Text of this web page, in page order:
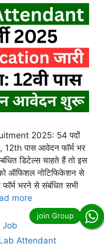
2025: 54 पदों
12th पास आवेदन फॉर्म भर
डिटेल्स चाहते हैं तो इस
ऑफिशल नोटिफिकेशन से
भरने से संबंधित सभी
more
Job
Attendant